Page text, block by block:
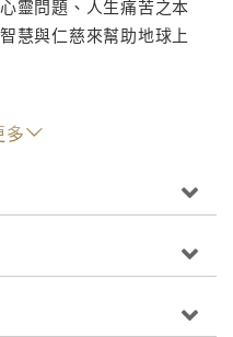
靈問題、人生痛苦之本
慧與仁慈來幫助地球上
危機之際，達賴喇嘛體
覺醒，因此，他對這個
間已超越國界而覺悟到
在此時。
「懷抱著利他的態
多